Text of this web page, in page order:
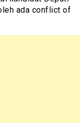
ada conflict of